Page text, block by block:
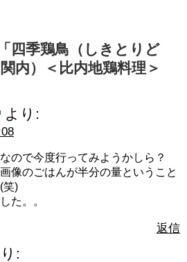
四季鶏鳥（しきとりど
内）＜比内地鶏料理＞
より:
ので今度行ってみようかしら？
像のごはんが半分の量ということ
笑)
た。。
返信
: